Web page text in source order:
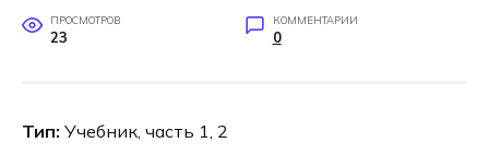
ПРОСМОТРОВ
23
КОММЕНТАРИИ
0
Тип: Учебник, часть 1, 2